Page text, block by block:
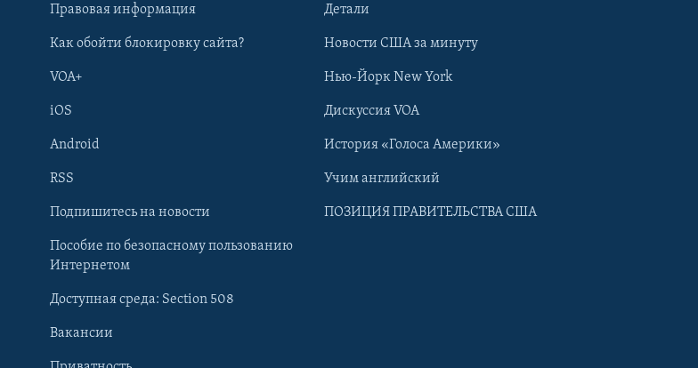
Learning English
Правовая информация
Как обойти блокировку сайта?
VOA+
iOS
Android
RSS
Подпишитесь на новости
Пособие по безопасному пользованию
Интернетом
Доступная среда: Section 508
Вакансии
Детали
Новости США за минуту
Нью-Йорк New York
Дискуссия VOA
История «Голоса Америки»
Учим английский
ПОЗИЦИЯ ПРАВИТЕЛЬСТВА США